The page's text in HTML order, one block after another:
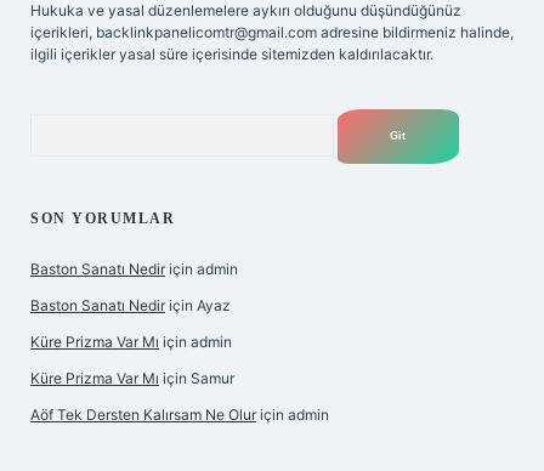
Hukuka ve yasal düzenlemelere aykırı olduğunu düşündüğünüz
içerikleri, backlinkpanelicomtr@gmail.com adresine bildirmeniz halinde,
ilgili içerikler yasal süre içerisinde sitemizden kaldırılacaktır.
SON YORUMLAR
Baston Sanatı Nedir için admin
Baston Sanatı Nedir için Ayaz
Küre Prizma Var Mı için admin
Küre Prizma Var Mı için Samur
Aöf Tek Dersten Kalırsam Ne Olur için admin